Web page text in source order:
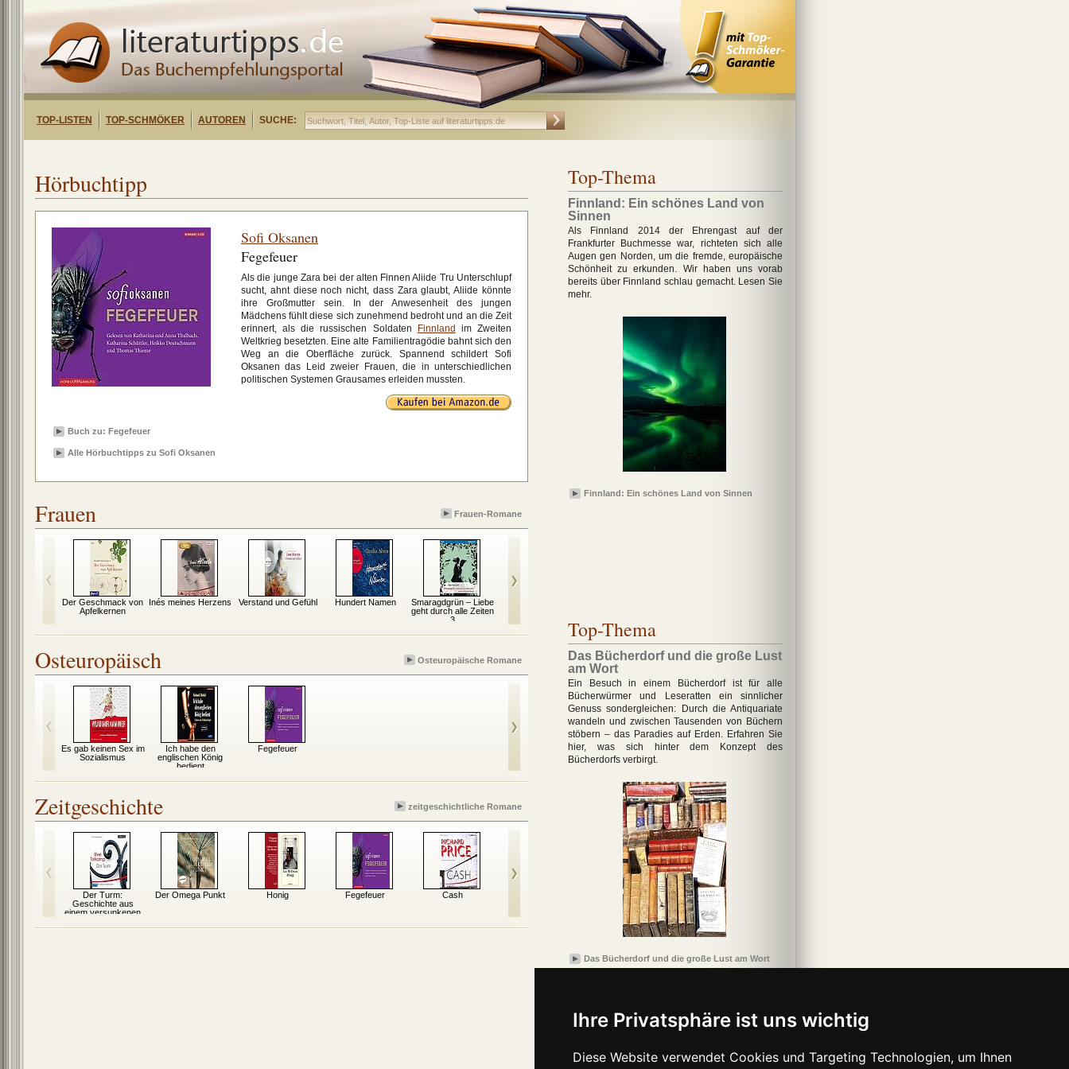
Ihre Privatsphäre ist uns wichtig
Diese Website verwendet Cookies und Targeting Technologien, um Ihnen
TOP-LISTEN TOP-SCHMÖKER AUTOREN SUCHE:
Hörbuchtipp
Sofi Oksanen
Fegefeuer
Als die junge Zara bei der alten Finnen Aliide Tru Unterschlupf
sucht, ahnt diese noch nicht, dass Zara glaubt, Aliide könnte
ihre Großmutter sein. In der Anwesenheit des jungen
Mädchens fühlt diese sich zunehmend bedroht und an die Zeit
erinnert, als die russischen Soldaten
Finnland
im Zweiten
Weltkrieg besetzten. Eine alte Familientragödie bahnt sich den
Weg an die Oberfläche zurück. Spannend schildert Sofi
Oksanen das Leid zweier Frauen, die in unterschiedlichen
politischen Systemen Grausames erleiden mussten.
Buch zu: Fegefeuer
Alle Hörbuchtipps zu Sofi Oksanen
Frauen Frauen-Romane
Der Geschmack von
Apfelkernen
Inés meines Herzens Verstand und Gefühl Hundert Namen
Smaragdgrün – Liebe
geht durch alle Zeiten
3
Osteuropäisch Osteuropäische Romane
Es gab keinen Sex im
Sozialismus
Ich habe den
englischen König
bedient
Fegefeuer
Es gab keinen Sex im
Sozialismus
Ich habe den
englischen König
bedient
Fegefeuer
Zeitgeschichte zeitgeschichtliche Romane
Der Turm:
Geschichte aus
einem versunkenen
Der Omega Punkt Honig Fegefeuer Cash Herr Lehmann Der Schneeleopard
Top-Thema
Finnland: Ein schönes Land von
Sinnen
Als Finnland 2014 der Ehrengast auf der
Frankfurter Buchmesse war, richteten sich alle
Augen gen Norden, um die fremde, europäische
Schönheit zu erkunden. Wir haben uns vorab
bereits über Finnland schlau gemacht. Lesen Sie
mehr.
Finnland: Ein schönes Land von Sinnen
Top-Thema
Das Bücherdorf und die große Lust
am Wort
Ein Besuch in einem Bücherdorf ist für alle
Bücherwürmer und Leseratten ein sinnlicher
Genuss sondergleichen: Durch die Antiquariate
wandeln und zwischen Tausenden von Büchern
stöbern – das Paradies auf Erden. Erfahren Sie
hier, was sich hinter dem Konzept des
Bücherdorfs verbirgt.
Das Bücherdorf und die große Lust am Wort